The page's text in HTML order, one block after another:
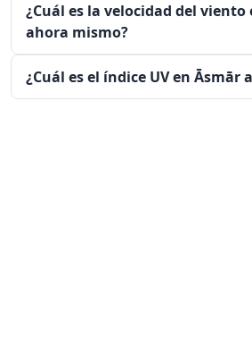
¿Cuál es la velocidad del viento
ahora mismo?
¿Cuál es el índice UV en Āsmār